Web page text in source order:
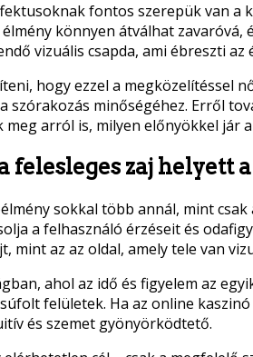
fontos szerepük van a
könnyen átválhat
vizuális csapda, ami ébreszti
hogy ezzel a megközelítéssel
szórakozás minőségéhez. Erről
arról is, milyen előnyökkel jár
a felesleges zaj helyett
sokkal több annál, mint
a felhasználó érzéseit és
mint az az oldal, amely tele van
ahol az idő és figyelem az
felületek. Ha az online
és szemet gyönyörködtető.